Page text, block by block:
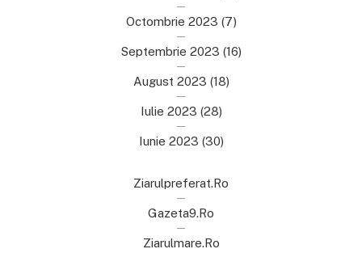
Octombrie 2023 (7)
Septembrie 2023 (16)
August 2023 (18)
Iulie 2023 (28)
Iunie 2023 (30)
Ziarulpreferat.ro
Gazeta9.ro
Ziarulmare.ro